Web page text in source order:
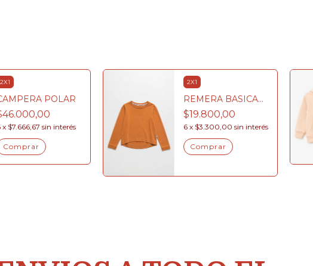
2X1
POLAR
x $7.666,67 sin interés
Comprar
2X1
REMERA BASICA
JAZMIN
$19.800,00
6 x $3.300,00 sin interés
Comprar